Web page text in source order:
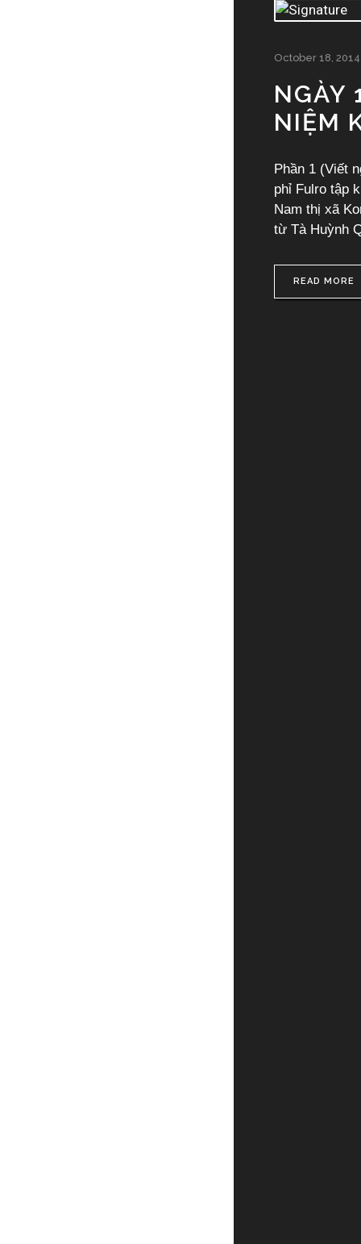
October 18, 2014
NGÀY
NIỆM
Phần 1 (Viết
phỉ Fulro tập
Nam thị xã
từ Tà Huỳnh
READ MORE